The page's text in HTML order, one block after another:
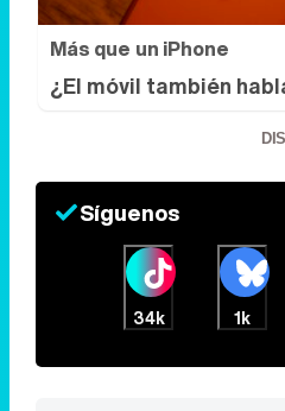
Más que un iPhone
¿El móvil también
Síguenos
34k 1k